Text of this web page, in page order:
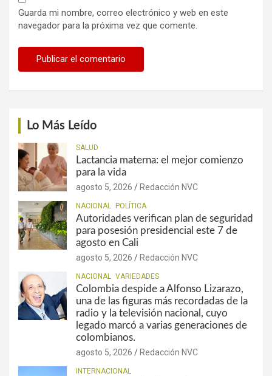
Guarda mi nombre, correo electrónico y web en este
navegador para la próxima vez que comente.
Lo Más Leído
SALUD
Lactancia materna: el mejor comienzo
para la vida
agosto 5, 2026 Redacción NVC
NACIONAL POLÍTICA
Autoridades verifican plan de seguridad
para posesión presidencial este 7 de
agosto en Cali
agosto 5, 2026 Redacción NVC
NACIONAL VARIEDADES
Colombia despide a Alfonso Lizarazo,
una de las figuras más recordadas de la
radio y la televisión nacional, cuyo
legado marcó a varias generaciones de
colombianos.
agosto 5, 2026 Redacción NVC
INTERNACIONAL